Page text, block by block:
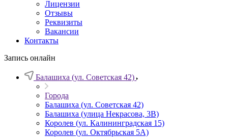
Лицензии
Отзывы
Реквизиты
Вакансии
Контакты
Запись онлайн
Балашиха (ул. Советская 42)
Города
Балашиха (ул. Советская 42)
Балашиха (улица Некрасова, 3В)
Королев (ул. Калининградская 15)
Королев (ул. Октябрьская 5А)